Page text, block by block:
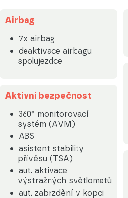
Airbag
7x airbag
deaktivace airbagu
spolujezdce
Aktivní bezpečnost
360° monitorovací
systém (AVM)
ABS
asistent stability
přívěsu (TSA)
aut. aktivace
výstražných světlometů
aut. zabrzdění v kopci